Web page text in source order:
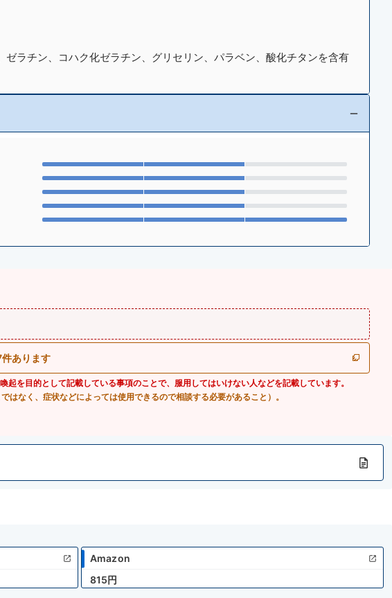
ラチン、コハク化ゼラチン、グリセリン、パラベン、酸化チタンを含有
あります
を目的として記載している事項のことで、服用してはいけない人などを記載しています。
はなく、症状などによっては使用できるので相談する必要があること）。
Amazon
815円